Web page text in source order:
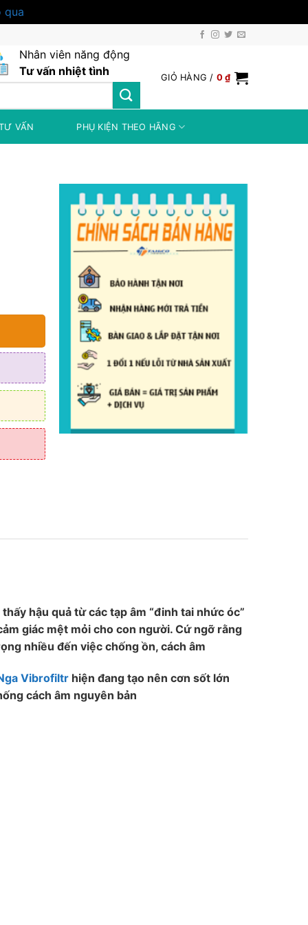
qua
Nhân viên năng động
Tư vấn nhiệt tình
GIỎ HÀNG / 0₫
VẤN PHỤ KIỆN THEO HÃNG
hậu quả từ các tạp âm “đinh tai nhức óc”
giác mệt mỏi cho con người. Cứ ngỡ rằng
nhiều đến việc chống ồn, cách âm
Vibrofiltr hiện đang tạo nên cơn sốt lớn
cách âm nguyên bản